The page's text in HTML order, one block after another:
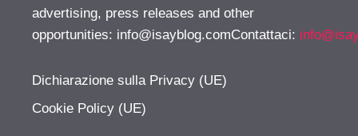
advertising, press releases and other
opportunities: info@isayblog.comContattaci:
Dichiarazione sulla Privacy (UE)
Cookie Policy (UE)